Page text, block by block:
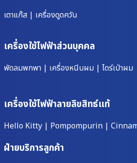
เตาแก๊ส | เครื่องดูดควัน
เครื่องใช้ไฟฟ้าส่วนบุคคล
พัดลมพกพา | เครื่องหนีบผม | ไดร์เป่าผม
เครื่องใช้ไฟฟ้าลายลิขสิทธ์แท้
Hello Kitty | Pompompurin |
ฝ่ายบริการลูกค้า